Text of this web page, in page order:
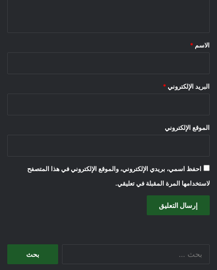
*
الاسم *
البريد الإلكتروني *
الموقع الإلكتروني
احفظ اسمي، بريدي الإلكتروني، والموقع الإلكتروني في هذا المتصفح
لاستخدامها المرة المقبلة في تعليقي.